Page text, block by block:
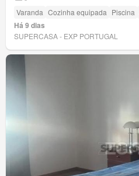
Varanda Cozinha equipada Piscina
Há 9 dias
SUPERCASA - EXP PORTUGAL